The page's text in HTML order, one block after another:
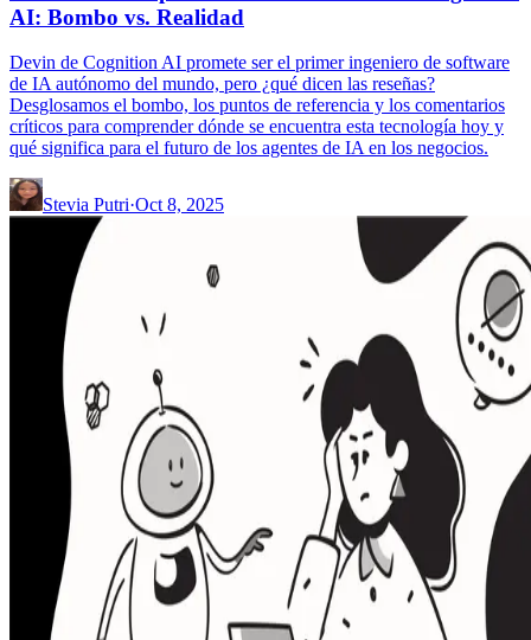
AI: Bombo vs. Realidad
Devin de Cognition AI promete ser el primer ingeniero de software
de IA autónomo del mundo, pero ¿qué dicen las reseñas?
Desglosamos el bombo, los puntos de referencia y los comentarios
críticos para comprender dónde se encuentra esta tecnología hoy y
qué significa para el futuro de los agentes de IA en los negocios.
Stevia Putri·Oct 8, 2025